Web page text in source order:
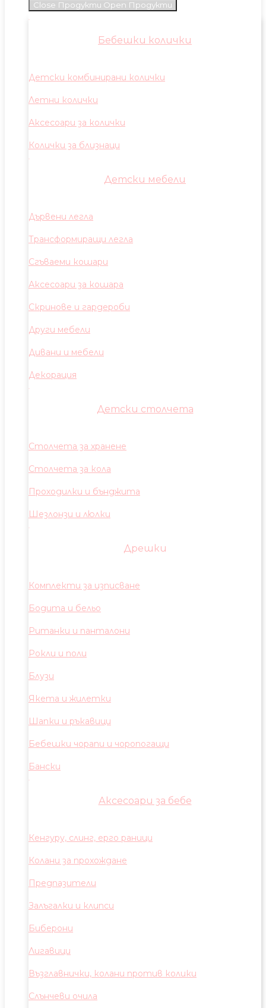
Close Продукти Open Продукти
Бебешки колички
Детски комбинирани колички
Летни колички
Аксесоари за колички
Колички за близнаци
Детски мебели
Дървени легла
Трансформиращи легла
Сгъваеми кошари
Аксесоари за кошара
Скринове и гардероби
Други мебели
Дивани и мебели
Декорация
Детски столчета
Столчета за хранене
Столчета за кола
Проходилки и бънджита
Шезлонзи и люлки
Дрешки
Комплекти за изписване
Бодита и бельо
Ританки и панталони
Рокли и поли
Блузи
Якета и жилетки
Шапки и ръкавици
Бебешки чорапи и чоропогащи
Бански
Аксесоари за бебе
Кенгуру, слинг, ерго раници
Колани за прохождане
Предпазители
Залъгалки и клипси
Биберони
Лигавици
Възглавнички, колани против колики
Слънчеви очила